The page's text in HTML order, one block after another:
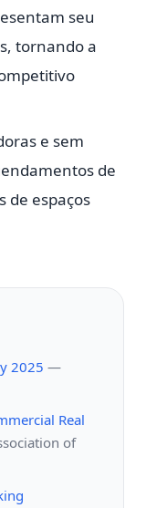
seu
tornando a
e sem
de
de espaços
2025 —
Real
of